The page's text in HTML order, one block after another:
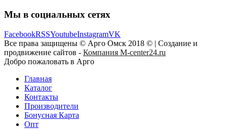
Мы в социальных сетях
FacebookRSSYoutubeInstagramVK
Все права защищены © Арго Омск 2018 © | Создание и
продвижение сайтов - Компания M-center24.ru
Добро пожаловать в Арго
Главная
Каталог
Контакты
Производители
Бонусная Карта
Опт